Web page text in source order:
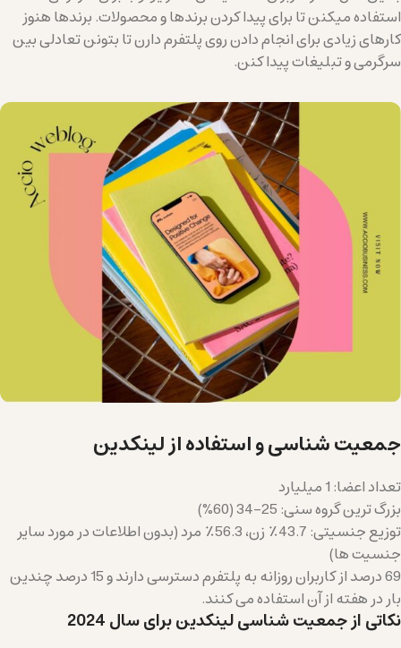
استفاده میکنن تا برای پیدا کردن برندها و محصولات. برندها هنوز
کارهای زیادی برای انجام دادن روی پلتفرم دارن تا بتونن تعادلی بین
سرگرمی و تبلیغات پیدا کنن.
جمعیت شناسی و استفاده از لینکدین
تعداد اعضا: 1 میلیارد
بزرگ ترین گروه سنی: 25-34 (60%)
توزیع جنسیتی: 43.7٪ زن، 56.3٪ مرد (بدون اطلاعات در مورد سایر
جنسیت ها)
69 درصد از کاربران روزانه به پلتفرم دسترسی دارند و 15 درصد چندین
بار در هفته از آن استفاده می کنند.
نکاتی از جمعیت شناسی لینکدین برای سال 2024